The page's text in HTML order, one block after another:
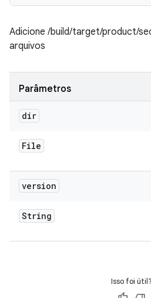
Adicione /build/target/product/
arquivos
Parâmetros
dir
File
version
String
Isso foi útil?